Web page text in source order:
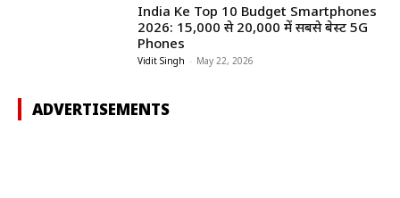
India Ke Top 10 Budget Smartphones
2026: ₹15,000 से ₹20,000 में सबसे बेस्ट 5G
Phones
Vidit Singh - May 22, 2026
ADVERTISEMENTS